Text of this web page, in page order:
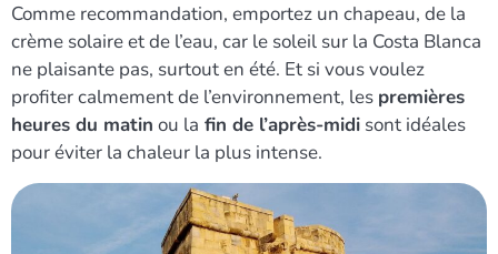
Comme recommandation, emportez un chapeau, de la
crème solaire et de l’eau, car le soleil sur la Costa Blanca
ne plaisante pas, surtout en été. Et si vous voulez
profiter calmement de l’environnement, les premières
heures du matin ou la fin de l’après-midi sont idéales
pour éviter la chaleur la plus intense.